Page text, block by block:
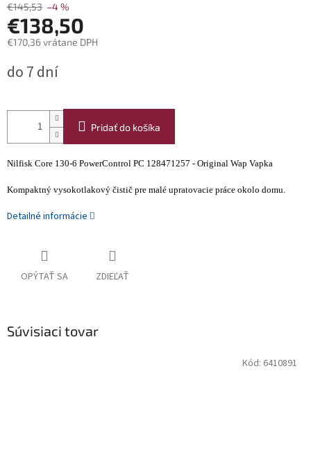
€145,53 –4 %
€138,50
€170,36 vrátane DPH
cena:
do 7 dní
Pridať do košíka
Nilfisk Core 130-6 PowerControl PC 128471257 - Original Wap Vapka
Kompaktný vysokotlakový čistič pre malé upratovacie práce okolo domu.
Detailné informácie
OPÝTAŤ SA ZDIEĽAŤ
Súvisiaci tovar
Kód: 6410891